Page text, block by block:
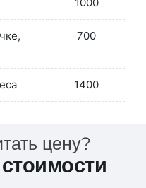
700
1400
цену?